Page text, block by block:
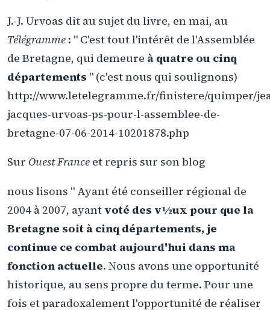
J.-J. Urvoas dit au sujet du livre, en mai, au
Télégramme : " C'est tout l'intérêt de l'Assemblée
de Bretagne, qui demeure à quatre ou cinq
départements " (c'est nous qui soulignons)
http://www.letelegramme.fr/finistere/quimper/
jacques-urvoas-ps-pour-l-assemblee-de-
bretagne-07-06-2014-10201878.php
Sur Ouest France et repris sur son blog
nous lisons " Ayant été conseiller régional de
2004 à 2007, ayant voté des v½ux pour que la
Bretagne soit à cinq départements, je
continue ce combat aujourd'hui dans ma
fonction actuelle. Nous avons une opportunité
historique, au sens propre du terme. Pour une
fois et paradoxalement l'opportunité de réaliser